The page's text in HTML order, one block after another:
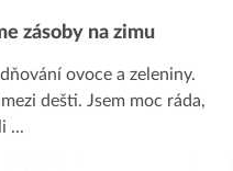
zásoby na zimu
ovoce a zeleniny.
dešti. Jsem moc ráda,
...